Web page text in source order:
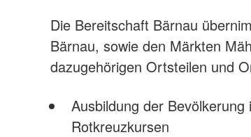
Die Bereitschaft Bärnau
Bärnau, sowie den Märkten
dazugehörigen Ortsteilen und
Ausbildung der
Rotkreuzkursen